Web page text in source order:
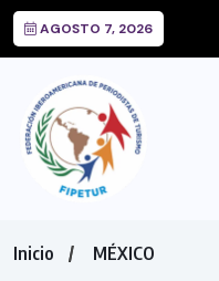
AGOSTO 7, 2026
Inicio MÉXICO